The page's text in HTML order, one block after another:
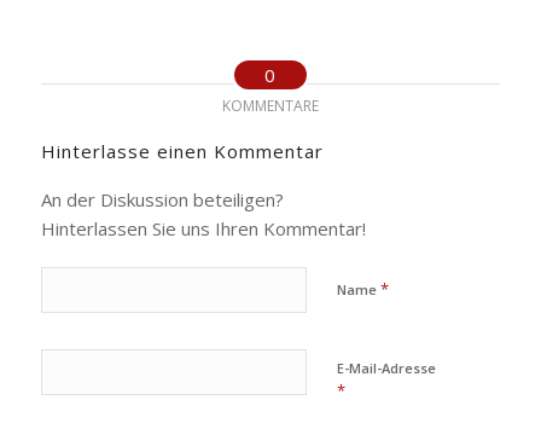
0
KOMMENTARE
Hinterlasse einen Kommentar
An der Diskussion beteiligen?
Hinterlassen Sie uns Ihren Kommentar!
Name *
E-Mail-Adresse
*